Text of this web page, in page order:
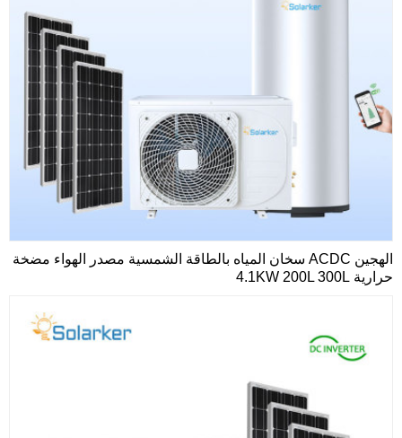
الهجين ACDC سخان المياه بالطاقة الشمسية مصدر الهواء مضخة
حرارية 4.1KW 200L 300L